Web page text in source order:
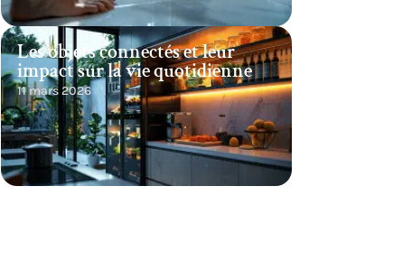
Les objets connectés et leur
impact sur la vie quotidienne
11 mars 2026